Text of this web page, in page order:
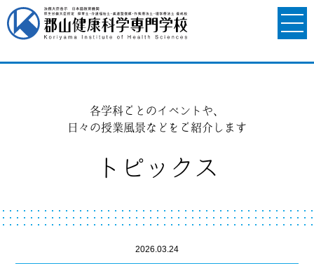
各学科ごとのイベントや、
日々の授業風景などをご紹介します
トピックス
2026.03.24